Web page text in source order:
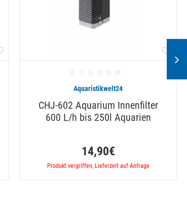
Aquaristikwelt24
CHJ-602 Aquarium Innenfilter
600 L/h bis 250l Aquarien
14,90€
Produkt vergriffen, Lieferzeit auf Anfrage